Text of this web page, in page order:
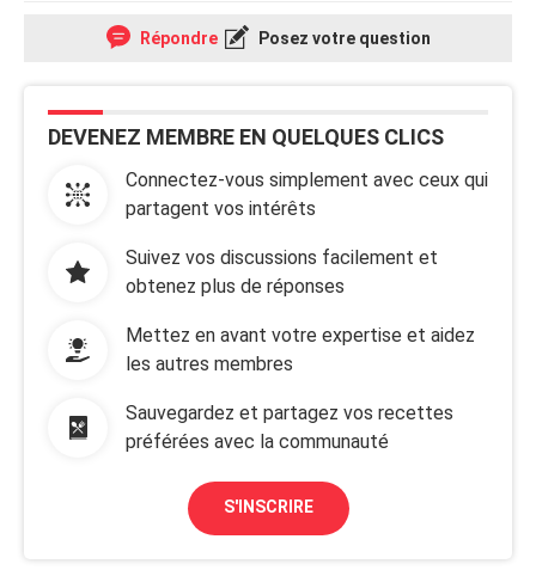
Répondre Posez votre question
DEVENEZ MEMBRE EN QUELQUES CLICS
Connectez-vous simplement avec ceux qui
partagent vos intérêts
Suivez vos discussions facilement et
obtenez plus de réponses
Mettez en avant votre expertise et aidez
les autres membres
Sauvegardez et partagez vos recettes
préférées avec la communauté
S'INSCRIRE